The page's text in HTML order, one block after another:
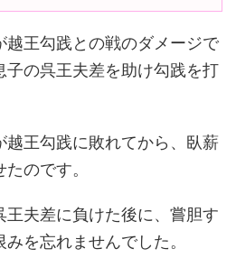
越王勾践との戦のダメージで
子の呉王夫差を助け勾践を打
王勾践に敗れてから、臥薪
のです。
王夫差に負けた後に、嘗胆す
を忘れませんでした。